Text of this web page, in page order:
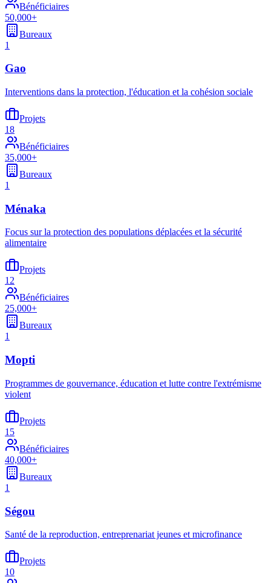
Bénéficiaires
50,000+
Bureaux
1
Gao
Interventions dans la protection, l'éducation et la cohésion sociale
Projets
18
Bénéficiaires
35,000+
Bureaux
1
Ménaka
Focus sur la protection des populations déplacées et la sécurité
alimentaire
Projets
12
Bénéficiaires
25,000+
Bureaux
1
Mopti
Programmes de gouvernance, éducation et lutte contre l'extrémisme
violent
Projets
15
Bénéficiaires
40,000+
Bureaux
1
Ségou
Santé de la reproduction, entreprenariat jeunes et microfinance
Projets
10